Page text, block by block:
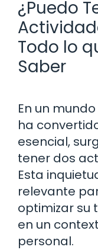
¿Puedo
Todo lo
Saber
En un
ha
esencial,
tener dos
Esta
relevante
optimizar su
en un
personal.